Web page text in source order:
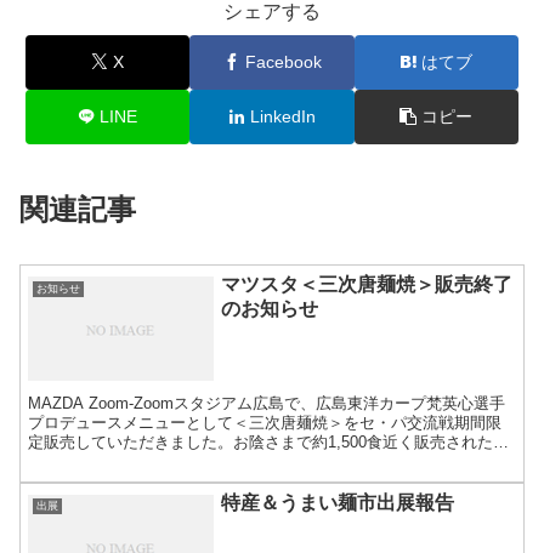
シェアする
X Facebook はてブ
LINE LinkedIn コピー
関連記事
お知らせ
マツスタ＜三次唐麺焼＞販売終了
のお知らせ
MAZDA Zoom-Zoomスタジアム広島で、広島東洋カープ梵英心選手
プロデュースメニューとして＜三次唐麺焼＞をセ・パ交流戦期間限
定販売していただきました。お陰さまで約1,500食近く販売されたよ
出展 特産＆うまい麺市出展報告